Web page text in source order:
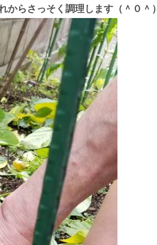
らさっそく調理します（＾０＾）